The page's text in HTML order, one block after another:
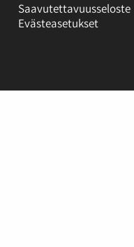
Saavutettavuusseloste
Evästeasetukset